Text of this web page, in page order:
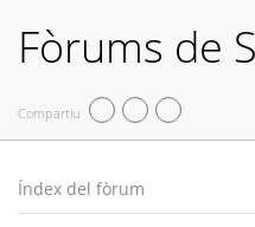
Fòrums de
Compartiu
Índex del fòrum